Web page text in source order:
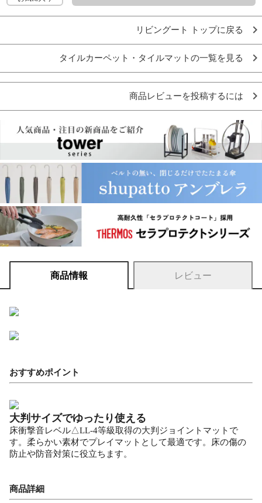
リビングート トップに戻る
タイルカーペット・タイルマットの一覧を見る
商品レビューを投稿するには
商品情報 レビュー
おすすめポイント
大判サイズでゆったり使える
床衝撃音レベル△LL-4等級取得の大判ジョイントマットで
す。柔らかい素材でプレイマットとして最適です。床の傷の
防止や防音対策に役立ちます。
商品詳細